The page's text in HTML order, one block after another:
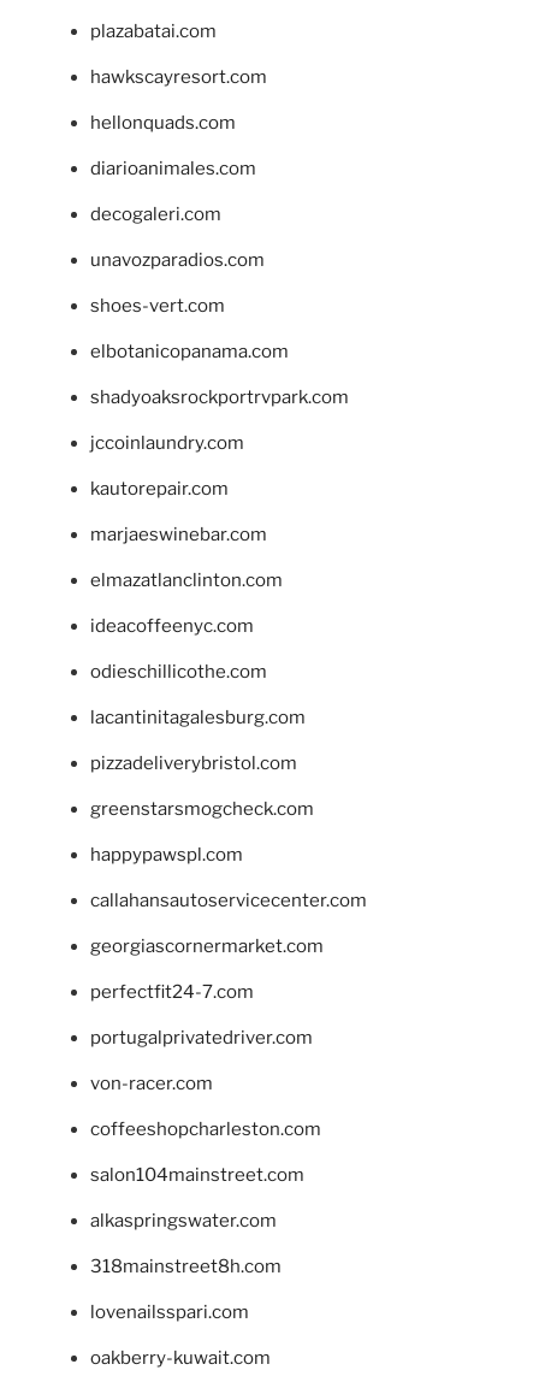
plazabatai.com
hawkscayresort.com
hellonquads.com
diarioanimales.com
decogaleri.com
unavozparadios.com
shoes-vert.com
elbotanicopanama.com
shadyoaksrockportrvpark.com
jccoinlaundry.com
kautorepair.com
marjaeswinebar.com
elmazatlanclinton.com
ideacoffeenyc.com
odieschillicothe.com
lacantinitagalesburg.com
pizzadeliverybristol.com
greenstarsmogcheck.com
happypawspl.com
callahansautoservicecenter.com
georgiascornermarket.com
perfectfit24-7.com
portugalprivatedriver.com
von-racer.com
coffeeshopcharleston.com
salon104mainstreet.com
alkaspringswater.com
318mainstreet8h.com
lovenailsspari.com
oakberry-kuwait.com